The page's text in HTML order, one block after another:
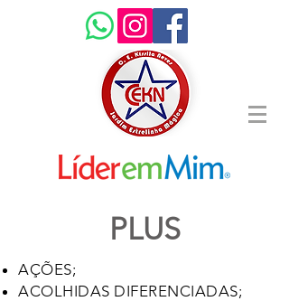
PLUS
AÇÕES;
ACOLHIDAS DIFERENCIADAS;